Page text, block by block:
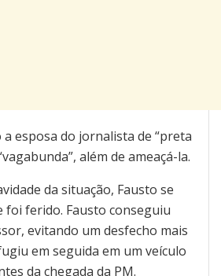
a esposa do jornalista de “preta
além de ameaçá-la.
da situação, Fausto se
foi ferido. Fausto conseguiu
evitando um desfecho mais
em seguida em um veículo
da chegada da PM.